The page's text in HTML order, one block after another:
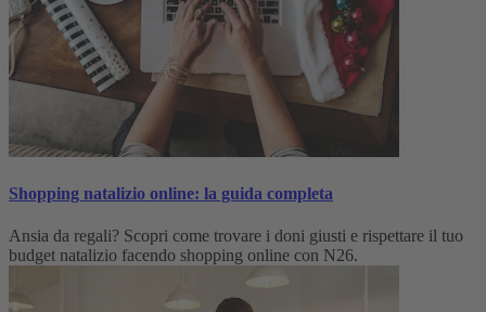
Shopping natalizio online: la guida completa
Ansia da regali? Scopri come trovare i doni giusti e rispettare il tuo
budget natalizio facendo shopping online con N26.